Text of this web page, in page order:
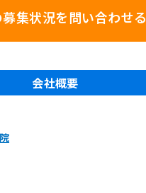
集状況を問い合わせる
会社概要